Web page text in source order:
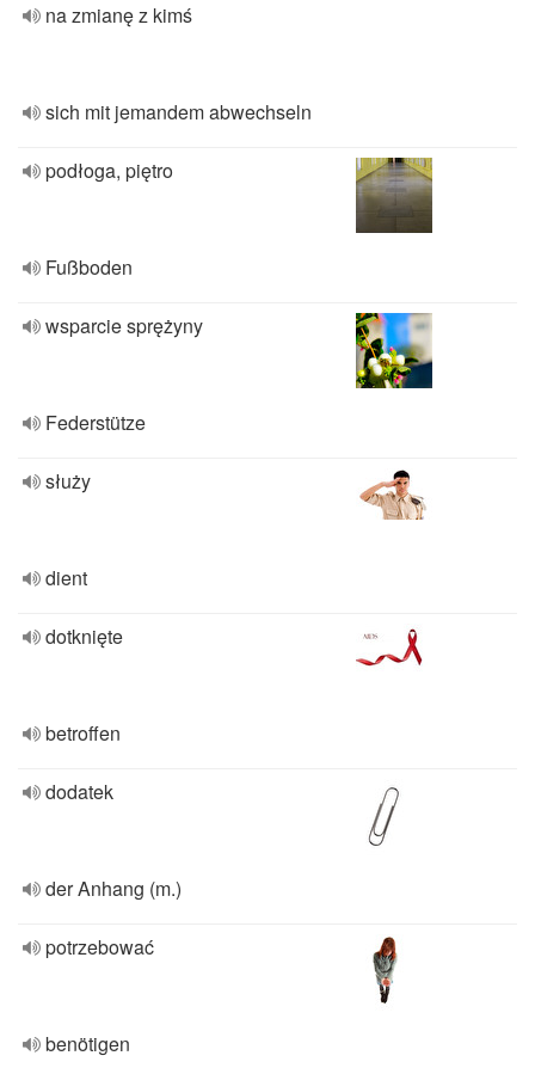
na zmianę z kimś
sich mit jemandem abwechseln
podłoga, piętro
Fußboden
wsparcie sprężyny
Federstütze
służy
dient
dotknięte
betroffen
dodatek
der Anhang (m.)
potrzebować
benötigen